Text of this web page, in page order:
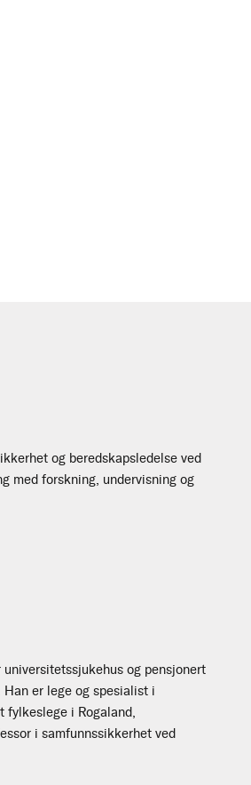
og beredskapsledelse ved
med forskning, undervisning og
og pensjonert
er lege og spesialist i
i Rogaland,
i samfunnssikkerhet ved